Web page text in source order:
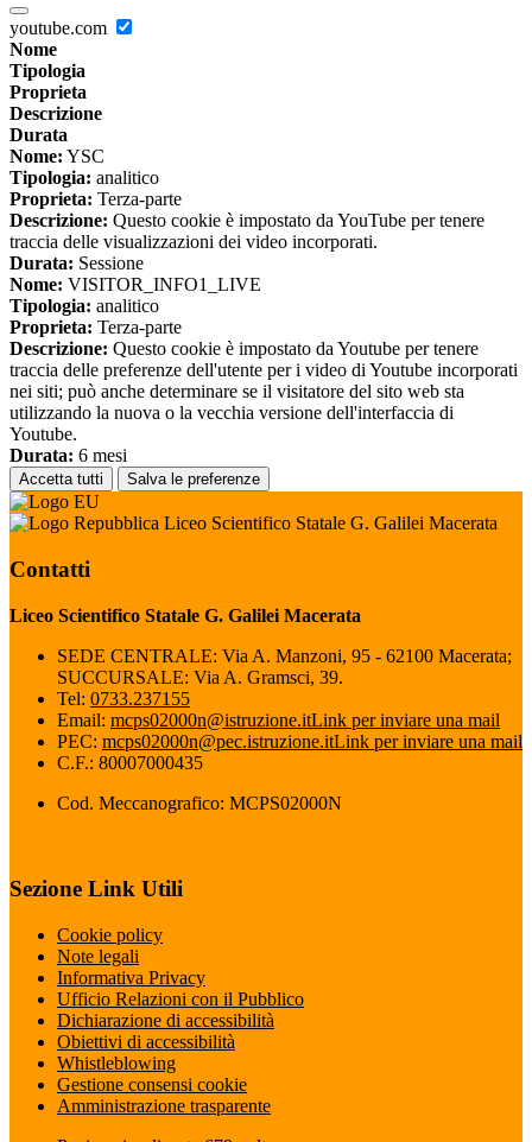
youtube.com
Nome
Tipologia
Proprieta
Descrizione
Durata
Nome: YSC
Tipologia: analitico
Proprieta: Terza-parte
Descrizione: Questo cookie è impostato da YouTube per tenere
traccia delle visualizzazioni dei video incorporati.
Durata: Sessione
Nome: VISITOR_INFO1_LIVE
Tipologia: analitico
Proprieta: Terza-parte
Descrizione: Questo cookie è impostato da Youtube per tenere
traccia delle preferenze dell'utente per i video di Youtube incorporati
nei siti; può anche determinare se il visitatore del sito web sta
utilizzando la nuova o la vecchia versione dell'interfaccia di
Youtube.
Durata: 6 mesi
Accetta tutti Salva le preferenze
Liceo Scientifico Statale G. Galilei Macerata
Contatti
Liceo Scientifico Statale G. Galilei Macerata
SEDE CENTRALE: Via A. Manzoni, 95 - 62100 Macerata;
SUCCURSALE: Via A. Gramsci, 39.
Tel: 0733.237155
Email: mcps02000n@istruzione.itLink per inviare una mail
PEC: mcps02000n@pec.istruzione.itLink per inviare una mail
C.F.: 80007000435
Cod. Meccanografico: MCPS02000N
Sezione Link Utili
Cookie policy
Note legali
Informativa Privacy
Ufficio Relazioni con il Pubblico
Dichiarazione di accessibilità
Obiettivi di accessibilità
Whistleblowing
Gestione consensi cookie
Amministrazione trasparente